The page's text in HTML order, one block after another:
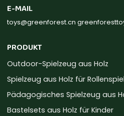
E-MAIL
toys@greenforest.cn
PRODUKT
Outdoor-Spielzeug aus Holz
Spielzeug aus Holz für
Pädagogisches Spielzeug aus
Bastelsets aus Holz für Kinder